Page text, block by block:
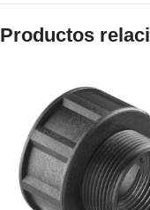
Productos